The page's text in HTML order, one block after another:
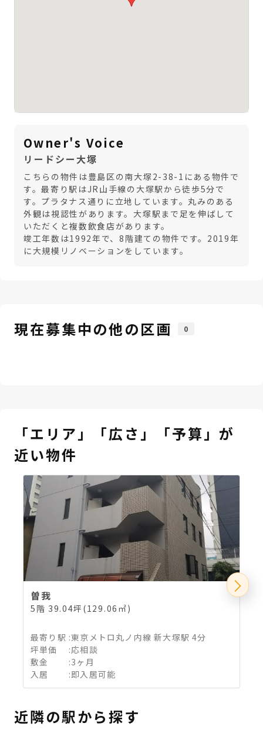
Owner's Voice
リードシー大塚
こちらの物件は豊島区の南大塚2-38-1にある物件で
す。最寄り駅はJR山手線の大塚駅から徒歩5分で
す。プラタナス通りに立地しています。丸みのある
外観は視認性があります。大塚駅まで足を伸ばして
いただくと複数飲食店があります。
竣工年数は1992年で、8階建ての物件です。2019年
に大規模リノベーションをしています。
現在募集中の他の区画 0
「エリア」「広さ」「予算」が
近い物件
曽我
5階 39.04坪(129.06㎡)
最寄り駅 :東京メトロ丸ノ内線 新大塚駅 4分
坪単価
:応相談
敷金
:3ヶ月
入居
:即入居可能
近隣の駅から探す